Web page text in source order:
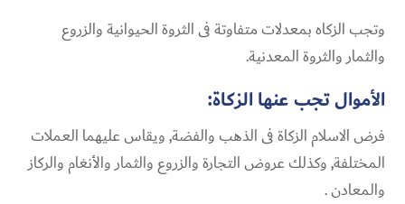
وتجب الزكاه بمعدلات متفاوتة فى الثروة الحيوانية والزروع
والثمار والثروة المعدنية.
الأموال تجب عنها الزكاة:
فرض الاسلام الزكاة فى الذهب والفضة, ويقاس عليهما العملات
المختلفة, وكذلك عروض التجارة والزروع والثمار والأنغام والركاز
والمعادن .